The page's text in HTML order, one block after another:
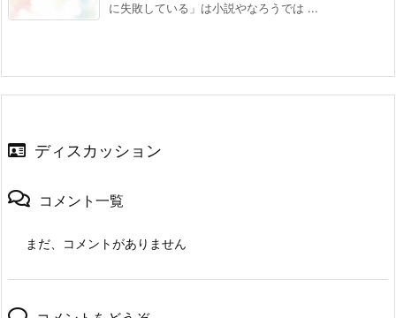
に失敗している」は小説やなろうでは ...
ディスカッション
コメント一覧
まだ、コメントがありません